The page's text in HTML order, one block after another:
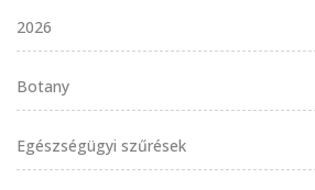
2026
Botany
Egészségügyi szűrések